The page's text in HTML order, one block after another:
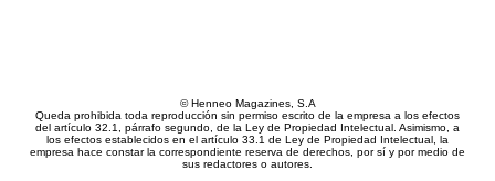
© Henneo Magazines, S.A
Queda prohibida toda reproducción sin permiso escrito de la empresa a los efectos
del artículo 32.1, párrafo segundo, de la Ley de Propiedad Intelectual. Asimismo, a
los efectos establecidos en el artículo 33.1 de Ley de Propiedad Intelectual, la
empresa hace constar la correspondiente reserva de derechos, por sí y por medio de
sus redactores o autores.